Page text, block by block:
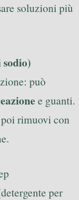
soluzioni più
può
e guanti.
rimuovi con
per